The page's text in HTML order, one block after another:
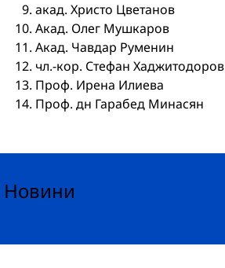
акад. Христо Цветанов
Акад. Олег Мушкаров
Акад. Чавдар Руменин
чл.-кор. Стефан Хаджитодоров
Проф. Ирена Илиева
Проф. дн Гарабед Минасян
Новини